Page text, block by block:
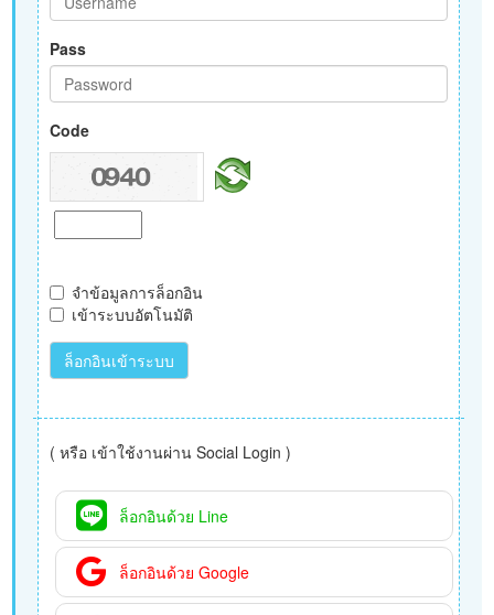
Pass
Code
จำข้อมูลการล็อกอิน
เข้าระบบอัตโนมัติ
ล็อกอินเข้าระบบ
( หรือ เข้าใช้งานผ่าน Social Login )
ล็อกอินด้วย Line
ล็อกอินด้วย Google